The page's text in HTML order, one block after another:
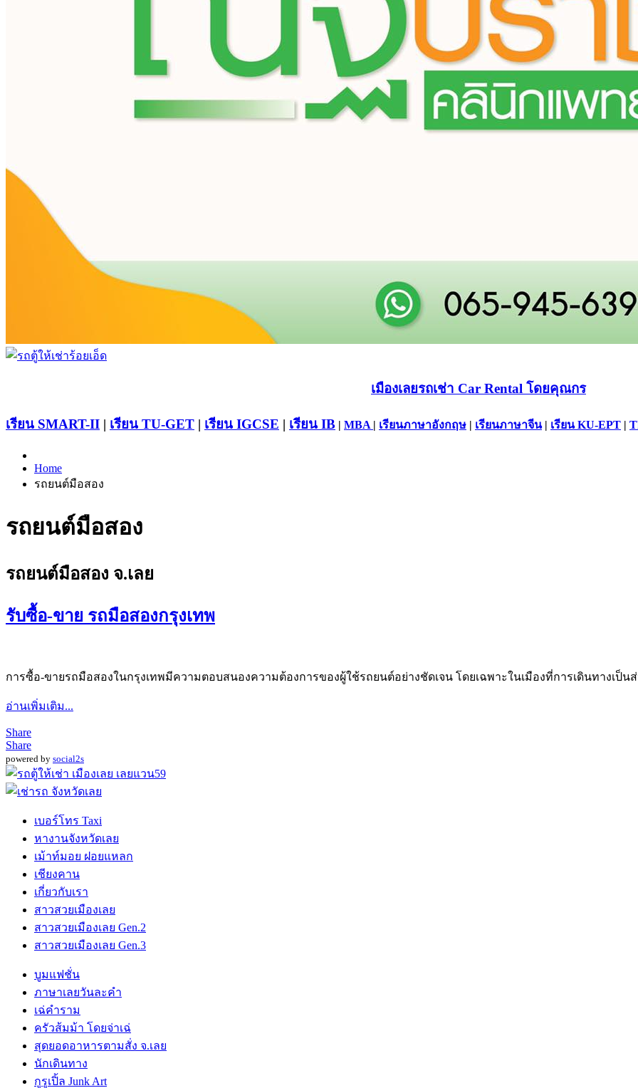
เมืองเลยรถเช่า Car Rental โดยคุณกร
เรียน SMART-II | เรียน TU-GET | เรียน IGCSE | เรียน IB | MBA | เรียนภาษาอังกฤษ | เรียนภาษาจีน| เรียน KU-EPT |
Home
รถยนต์มือสอง
รถยนต์มือสอง
รถยนต์มือสอง จ.เลย
รับซื้อ-ขาย รถมือสองกรุงเทพ
การซื้อ-ขายรถมือสองในกรุงเทพมีความตอบสนองความต้องการของผู้ใช้รถยนต์อย่างชัดเจน โดยเฉพาะในเมืองที่การเดินทางเป็
อ่านเพิ่มเติม...
Share
Share
powered by social2s
เบอร์โทร Taxi
หางานจังหวัดเลย
เม้าท์มอย ฝอยแหลก
เชียงคาน
เกี่ยวกับเรา
สาวสวยเมืองเลย
สาวสวยเมืองเลย Gen.2
สาวสวยเมืองเลย Gen.3
บูมแฟชั่น
ภาษาเลยวันละคำ
เฉ่คำราม
ครัวส้มม้า โดยจ่าเฉ่
สุดยอดอาหารตามสั่ง จ.เลย
นักเดินทาง
กูรูเปิ้ล Junk Art